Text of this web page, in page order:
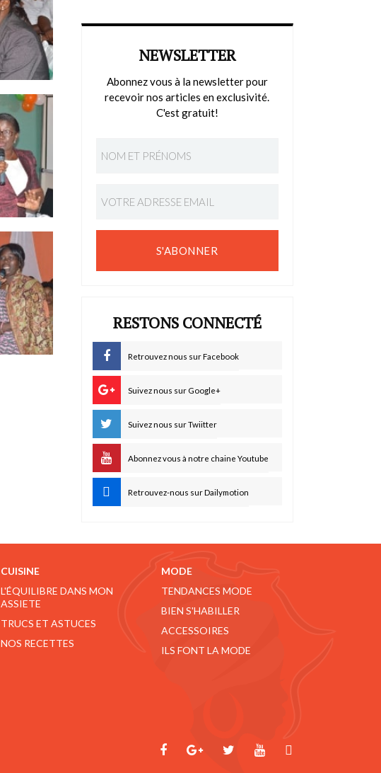
NEWSLETTER
Abonnez vous à la newsletter pour
recevoir nos articles en exclusivité.
C'est gratuit!
S'ABONNER
RESTONS CONNECTÉ
Retrouvez nous sur Facebook
Suivez nous sur Google+
Suivez nous sur Twiitter
Abonnez vous à notre chaine Youtube
Retrouvez-nous sur Dailymotion
CUISINE
L'ÉQUILIBRE DANS MON
ASSIETE
TRUCS ET ASTUCES
NOS RECETTES
MODE
TENDANCES MODE
BIEN S'HABILLER
ACCESSOIRES
ILS FONT LA MODE